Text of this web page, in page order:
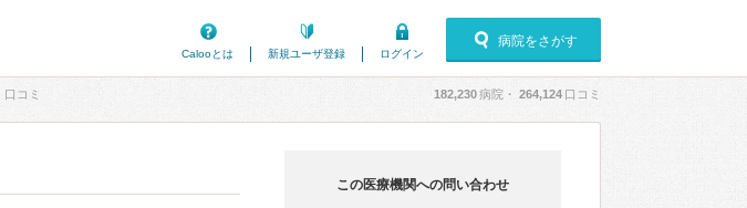
Calooとは
新規ユーザ登録 ログイン
病院をさがす
口コミ 182,230病院・ 264,124 口コミ
この医療機関への問い合わせ